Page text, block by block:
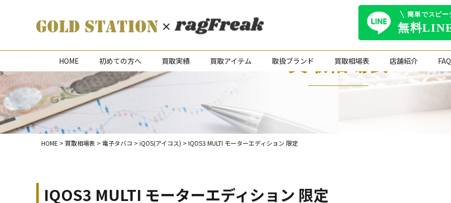
HOME 初めての方へ 買取実績 買取アイテム 取扱ブランド 買取相場表 店舗紹介 FAQ
買取相場表
HOME > 買取相場表 > 電子タバコ > iQOS(アイコス) > IQOS3 MULTI モーターエディション 限定
IQOS3 MULTI モーターエディション 限定